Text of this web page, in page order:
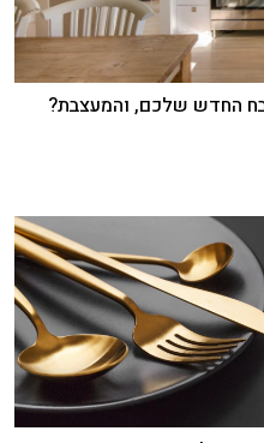
החדש שלכם, והמעצבת?